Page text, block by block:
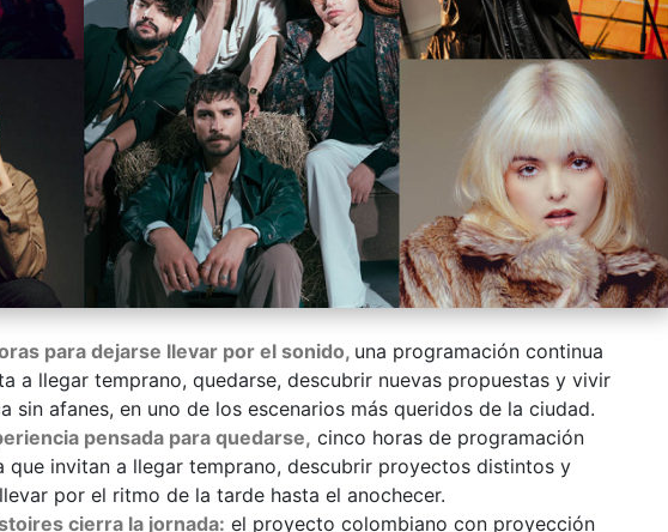
para dejarse llevar por el sonido, una programación continua
a llegar temprano, quedarse, descubrir nuevas propuestas y vivir
sin afanes, en uno de los escenarios más queridos de la ciudad.
pensada para quedarse, cinco horas de programación
que invitan a llegar temprano, descubrir proyectos distintos y
por el ritmo de la tarde hasta el anochecer.
cierra la jornada: el proyecto colombiano con proyección